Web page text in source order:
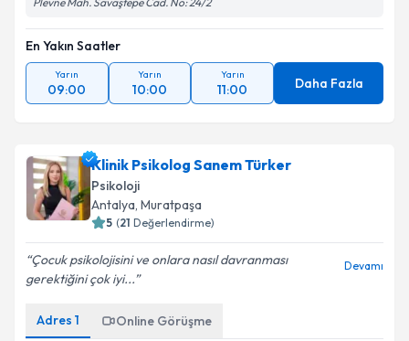
En Yakın Saatler
Yarın
09:00
Yarın
10:00
Yarın
11:00 Daha Fazla
Klinik Psikolog Sanem Türker
Psikoloji
Antalya, Muratpaşa
5 (21 Değerlendirme)
Çocuk psikolojisini ve onlara nasıl davranması
gerektiğini çok iyi...
Devamı
Adres 1 Online Görüşme